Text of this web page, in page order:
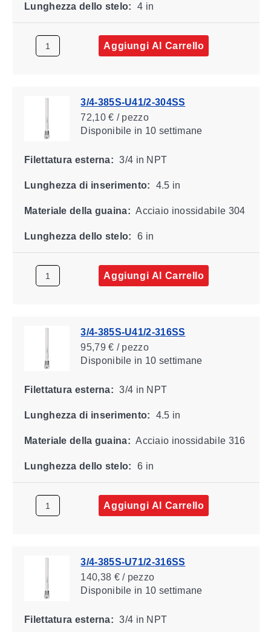
Lunghezza dello stelo: 4 in
Aggiungi Al Carrello
3/4-385S-U41/2-304SS
72,10 € / pezzo
Disponibile in 10 settimane
Filettatura esterna: 3/4 in NPT
Lunghezza di inserimento: 4.5 in
Materiale della guaina: Acciaio inossidabile 304
Lunghezza dello stelo: 6 in
Aggiungi Al Carrello
3/4-385S-U41/2-316SS
95,79 € / pezzo
Disponibile in 10 settimane
Filettatura esterna: 3/4 in NPT
Lunghezza di inserimento: 4.5 in
Materiale della guaina: Acciaio inossidabile 316
Lunghezza dello stelo: 6 in
Aggiungi Al Carrello
3/4-385S-U71/2-316SS
140,38 € / pezzo
Disponibile in 10 settimane
Filettatura esterna: 3/4 in NPT